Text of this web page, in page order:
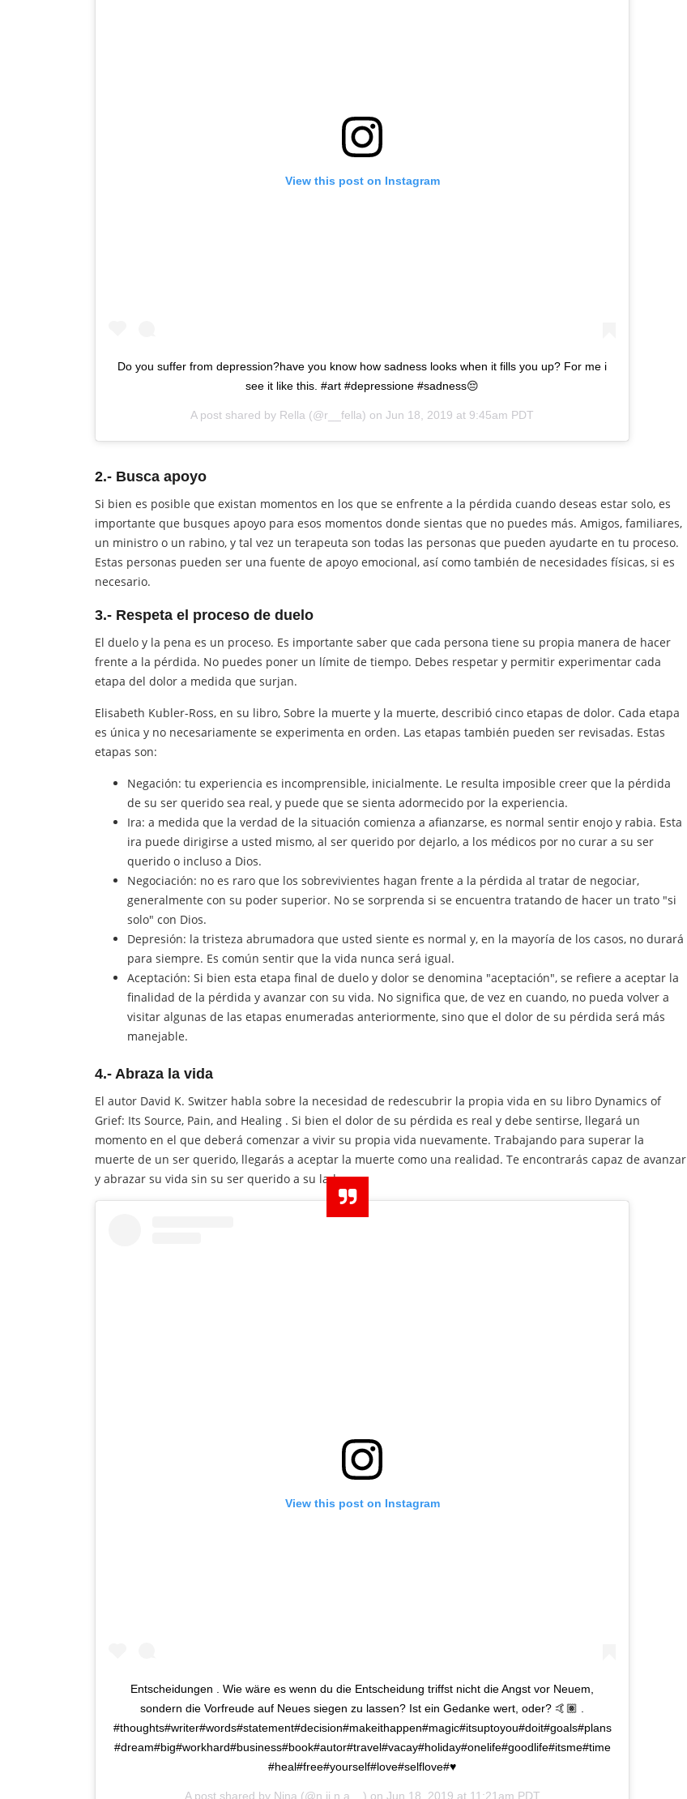
View this post on Instagram
Do you suffer from depression?have you know how sadness looks when it fills you up? For me i
see it like this. #art #depressione #sadness😔
A post shared by Rella (@r__fella) on Jun 18, 2019 at 9:45am PDT
2.- Busca apoyo
Si bien es posible que existan momentos en los que se enfrente a la pérdida cuando deseas estar solo, es
importante que busques apoyo para esos momentos donde sientas que no puedes más. Amigos, familiares,
un ministro o un rabino, y tal vez un terapeuta son todas las personas que pueden ayudarte en tu proceso.
Estas personas pueden ser una fuente de apoyo emocional, así como también de necesidades físicas, si es
necesario.
3.- Respeta el proceso de duelo
El duelo y la pena es un proceso. Es importante saber que cada persona tiene su propia manera de hacer
frente a la pérdida. No puedes poner un límite de tiempo. Debes respetar y permitir experimentar cada
etapa del dolor a medida que surjan.
Elisabeth Kubler-Ross, en su libro, Sobre la muerte y la muerte, describió cinco etapas de dolor. Cada etapa
es única y no necesariamente se experimenta en orden. Las etapas también pueden ser revisadas. Estas
etapas son:
Negación: tu experiencia es incomprensible, inicialmente. Le resulta imposible creer que la pérdida
de su ser querido sea real, y puede que se sienta adormecido por la experiencia.
Ira: a medida que la verdad de la situación comienza a afianzarse, es normal sentir enojo y rabia. Esta
ira puede dirigirse a usted mismo, al ser querido por dejarlo, a los médicos por no curar a su ser
querido o incluso a Dios.
Negociación: no es raro que los sobrevivientes hagan frente a la pérdida al tratar de negociar,
generalmente con su poder superior. No se sorprenda si se encuentra tratando de hacer un trato "si
solo" con Dios.
Depresión: la tristeza abrumadora que usted siente es normal y, en la mayoría de los casos, no durará
para siempre. Es común sentir que la vida nunca será igual.
Aceptación: Si bien esta etapa final de duelo y dolor se denomina "aceptación", se refiere a aceptar la
finalidad de la pérdida y avanzar con su vida. No significa que, de vez en cuando, no pueda volver a
visitar algunas de las etapas enumeradas anteriormente, sino que el dolor de su pérdida será más
manejable.
4.- Abraza la vida
El autor David K. Switzer habla sobre la necesidad de redescubrir la propia vida en su libro Dynamics of
Grief: Its Source, Pain, and Healing . Si bien el dolor de su pérdida es real y debe sentirse, llegará un
momento en el que deberá comenzar a vivir su propia vida nuevamente. Trabajando para superar la
muerte de un ser querido, llegarás a aceptar la muerte como una realidad. Te encontrarás capaz de avanzar
y abrazar su vida sin su ser querido a su lado.
View this post on Instagram
Entscheidungen . Wie wäre es wenn du die Entscheidung triffst nicht die Angst vor Neuem,
sondern die Vorfreude auf Neues siegen zu lassen? Ist ein Gedanke wert, oder? 🤙🏽 .
#thoughts#writer#words#statement#decision#makeithappen#magic#itsuptoyou#doit#goals#plans
#dream#big#workhard#business#book#autor#travel#vacay#holiday#onelife#goodlife#itsme#time
#heal#free#yourself#love#selflove#♥
A post shared by Nina (@n.ii.n.a__) on Jun 18, 2019 at 11:21am PDT